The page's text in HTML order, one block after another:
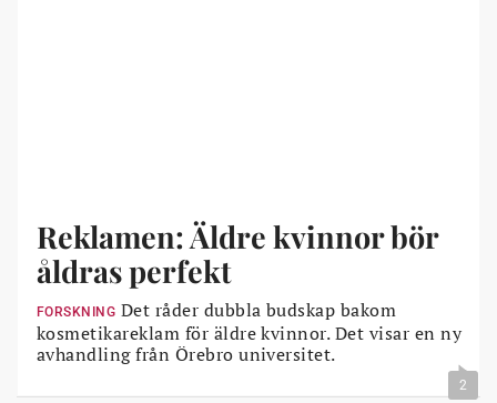
Reklamen: Äldre kvinnor bör
åldras perfekt
FORSKNING Det råder dubbla budskap bakom
kosmetikareklam för äldre kvinnor. Det visar en ny
avhandling från Örebro universitet.
2